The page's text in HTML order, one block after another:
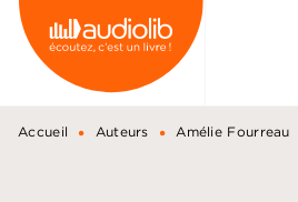
MENU RECHERCHE
PIED DE PAGE
Accueil • Auteurs • Amélie Fourreau